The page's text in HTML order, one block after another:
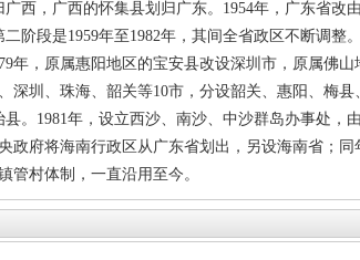
西，广西的怀集县划归广东。1954年，广东省改
阶段是1959年至1982年，其间全省政区不断调整
年，原属惠阳地区的宝安县改设深圳市，原属佛山
深圳、珠海、韶关等10市，分设韶关、惠阳、梅
。1981年，设立西沙、南沙、中沙群岛办事处，
政府将海南行政区从广东省划出，另设海南省；
管村体制，一直沿用至今。